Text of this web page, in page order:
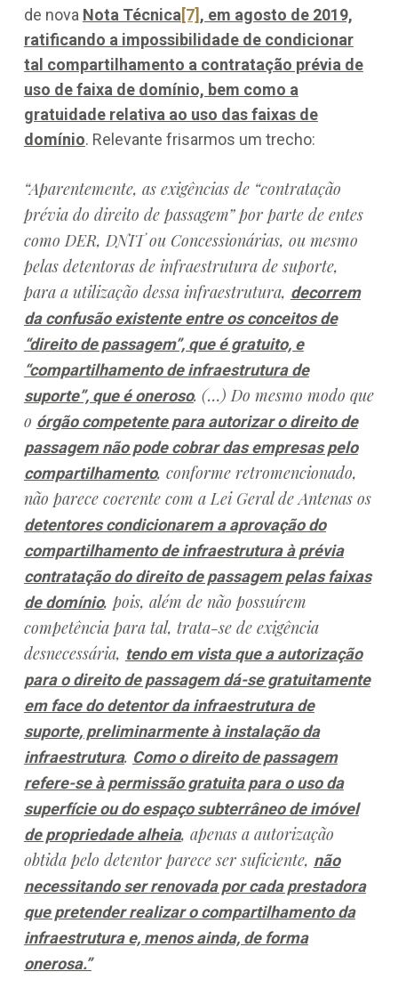
de nova Nota Técnica[7] , em agosto de 2019,
ratificando a impossibilidade de condicionar
tal compartilhamento a contratação prévia de
uso de faixa de domínio, bem como a
gratuidade relativa ao uso das faixas de
domínio. Relevante frisarmos um trecho:
“Aparentemente, as exigências de “contratação
prévia do direito de passagem” por parte de entes
como DER, DNIT ou Concessionárias, ou mesmo
pelas detentoras de infraestrutura de suporte,
para a utilização dessa infraestrutura, decorrem
da confusão existente entre os conceitos de
“direito de passagem”, que é gratuito, e
“compartilhamento de infraestrutura de
suporte”, que é oneroso. (…) Do mesmo modo que
o órgão competente para autorizar o direito de
passagem não pode cobrar das empresas pelo
compartilhamento, conforme retromencionado,
não parece coerente com a Lei Geral de Antenas os
detentores condicionarem a aprovação do
compartilhamento de infraestrutura à prévia
contratação do direito de passagem pelas faixas
de domínio, pois, além de não possuírem
competência para tal, trata-se de exigência
desnecessária, tendo em vista que a autorização
para o direito de passagem dá-se gratuitamente
em face do detentor da infraestrutura de
suporte, preliminarmente à instalação da
infraestrutura. Como o direito de passagem
refere-se à permissão gratuita para o uso da
superfície ou do espaço subterrâneo de imóvel
de propriedade alheia, apenas a autorização
obtida pelo detentor parece ser suficiente, não
necessitando ser renovada por cada prestadora
que pretender realizar o compartilhamento da
infraestrutura e, menos ainda, de forma
onerosa.”